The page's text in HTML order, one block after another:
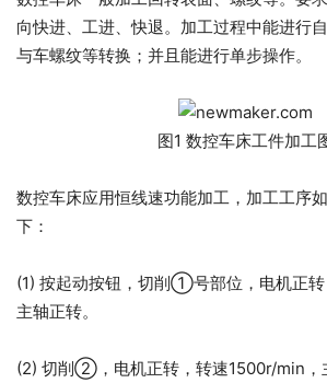
向快进、工进、快退。加工过程中能进行
与车螺纹等转换；并且能进行单步操作。
图1 数控车床工件加工
数控车床应用恒线速功能加工，加工工序
下：
(1) 按起动按钮，切削①号部位，电机正
主轴正转。
(2) 切削②，电机正转，转速1500r/min，